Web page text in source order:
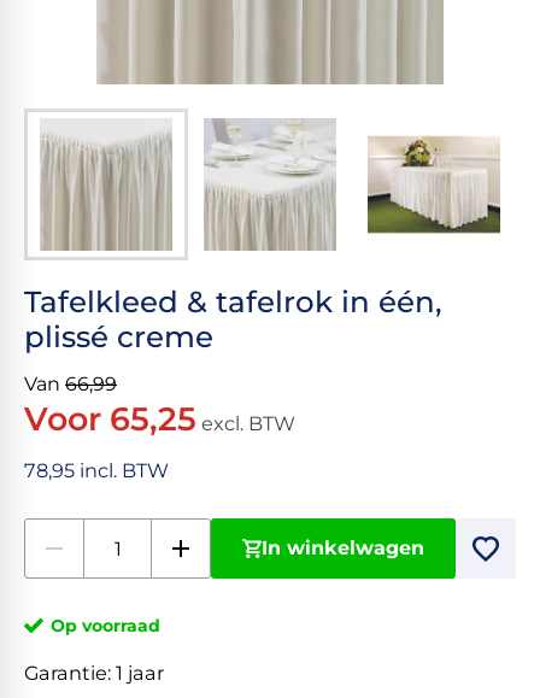
Tafelkleed & tafelrok in één,
plissé creme
Van 66,99
Voor 65,25 excl. BTW
78,95 incl. BTW
In winkelwagen
Op voorraad
Garantie: 1 jaar